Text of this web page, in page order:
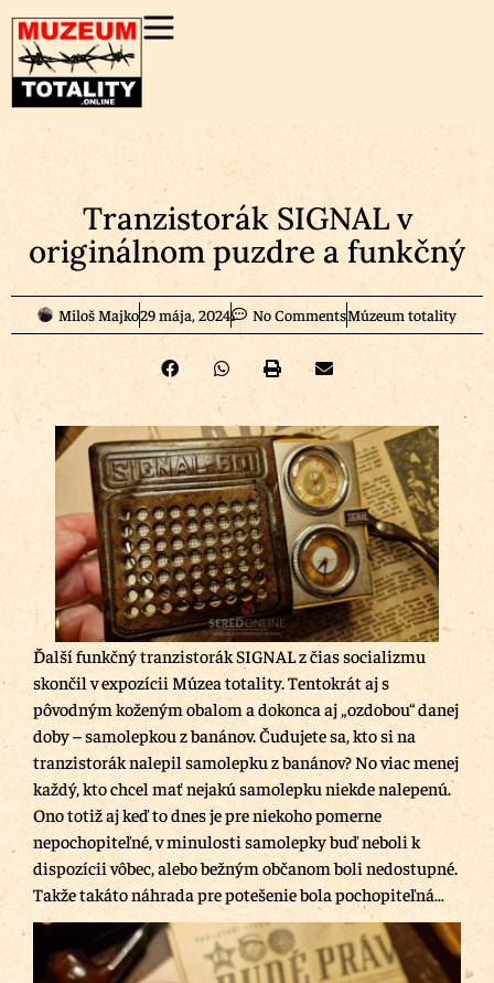
Tranzistorák SIGNAL v
originálnom puzdre a funkčný
Miloš Majko29 mája, 2024 No CommentsMúzeum totality
Ďalší funkčný tranzistorák SIGNAL z čias socializmu
skončil v expozícii Múzea totality. Tentokrát aj s
pôvodným koženým obalom a dokonca aj „ozdobou“ danej
doby – samolepkou z banánov. Čudujete sa, kto si na
tranzistorák nalepil samolepku z banánov? No viac menej
každý, kto chcel mať nejakú samolepku niekde nalepenú.
Ono totiž aj keď to dnes je pre niekoho pomerne
nepochopiteľné, v minulosti samolepky buď neboli k
dispozícii vôbec, alebo bežným občanom boli nedostupné.
Takže takáto náhrada pre potešenie bola pochopiteľná…